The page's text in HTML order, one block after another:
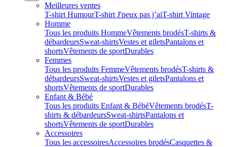
Meilleures ventes
T-shirt HumourT-shirt J'peux pas j’aiT-shirt Vintage
Homme
Tous les produits HommeVêtements brodésT-shirts &
débardeursSweat-shirtsVestes et giletsPantalons et
shortsVêtements de sportDurables
Femmes
Tous les produits FemmeVêtements brodésT-shirts &
débardeursSweat-shirtsVestes et giletsPantalons et
shortsVêtements de sportDurables
Enfant & Bébé
Tous les produits Enfant & BébéVêtements brodésT-
shirts & débardeursSweat-shirtsPantalons et
shortsVêtements de sportDurables
Accessoires
Tous les accessoiresAccessoires brodésCasquettes &